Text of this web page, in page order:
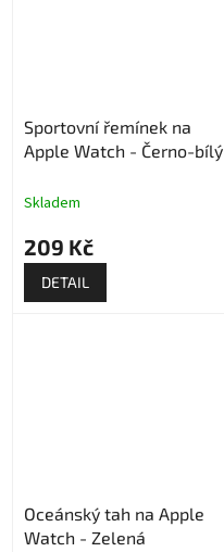
Sportovní řemínek na
Apple Watch - Černo-bílý
Skladem
209 Kč
DETAIL
Oceánský tah na Apple
Watch - Zelená